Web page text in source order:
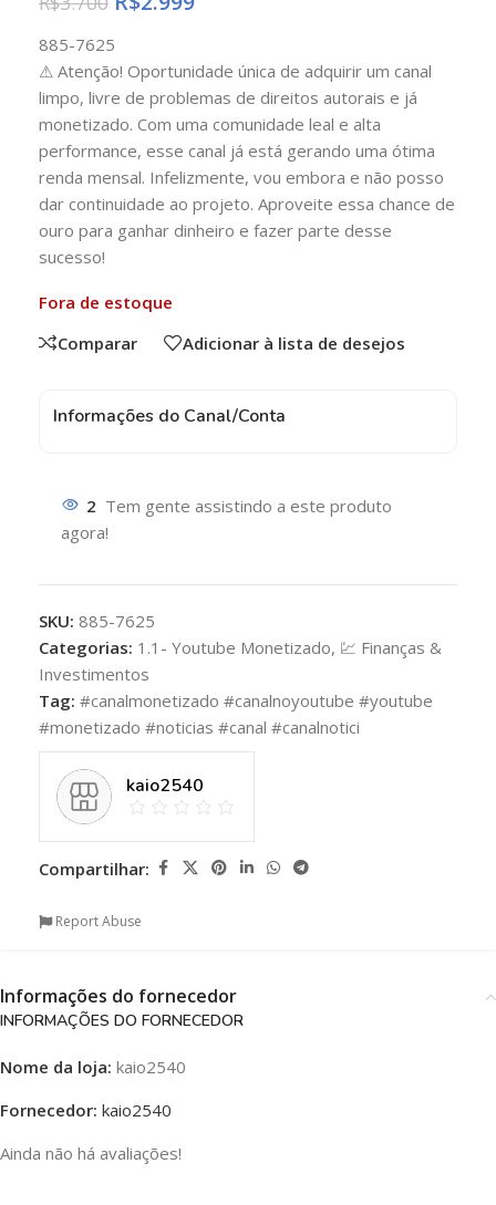
885-7625
⚠ Atenção! Oportunidade única de adquirir um canal
limpo, livre de problemas de direitos autorais e já
monetizado. Com uma comunidade leal e alta
performance, esse canal já está gerando uma ótima
renda mensal. Infelizmente, vou embora e não posso
dar continuidade ao projeto. Aproveite essa chance de
ouro para ganhar dinheiro e fazer parte desse
sucesso!
Fora de estoque
Comparar
Adicionar à lista de desejos
Informações do Canal/Conta
2 Tem gente assistindo a este produto
agora!
SKU: 885-7625
Categorias: 1.1- Youtube Monetizado, 💹 Finanças &
Investimentos
Tag: #canalmonetizado #canalnoyoutube #youtube
#monetizado #noticias #canal #canalnotici
kaio2540
Compartilhar:
Report Abuse
Informações do fornecedor
INFORMAÇÕES DO FORNECEDOR
Nome da loja: kaio2540
Fornecedor: kaio2540
Ainda não há avaliações!